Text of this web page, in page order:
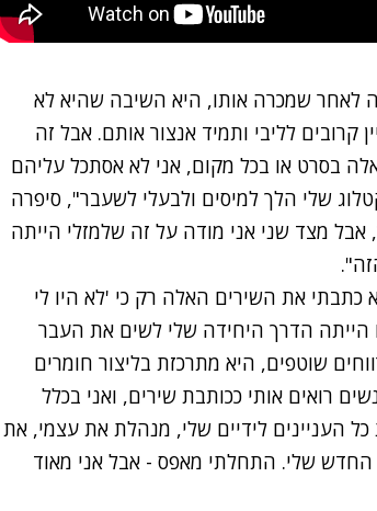
לאחר שמכרה אותו, היא השיבה שהיא לא
קרובים לליבי ותמיד אנצור אותם. אבל זה
בסרט או בכל מקום, אני לא אסתכל עליהם
שלי הלך למיסים ולבעלי לשעבר", סיפרה
אבל מצד שני אני מודה על זה שלמזלי הייתה
כתבתי את השירים האלה רק כי 'לא היו לי
הייתה הדרך היחידה שלי לשים את העבר
שוטפים, היא מתרכזת בליצור חומרים
רואים אותי ככותבת שירים, ואני בכלל
העניינים לידיים שלי, מנהלת את עצמי, את
החדש שלי. התחלתי מאפס - אבל אני מאוד